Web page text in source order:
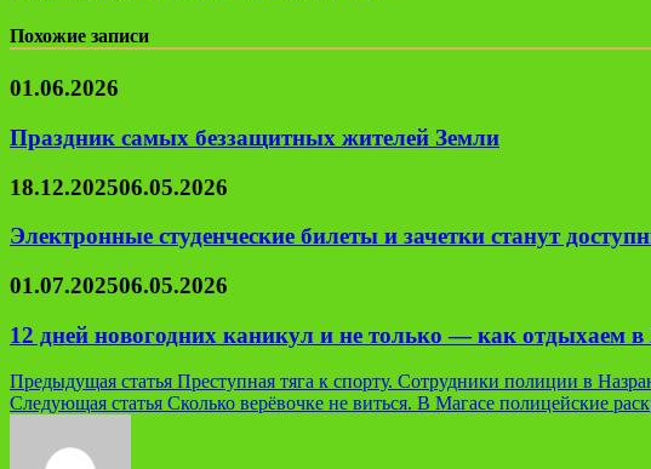
Похожие записи
01.06.2026
Праздник самых беззащитных жителей Земли
18.12.202506.05.2026
Электронные студенческие билеты и зачетки станут
01.07.202506.05.2026
12 дней новогодних каникул и не только — как отдыхаем в
Навигация
по
записям
Предыдущая статья Преступная тяга к спорту. Сотрудники полиции в
Следующая статья Сколько верёвочке не виться. В Магасе полицейские